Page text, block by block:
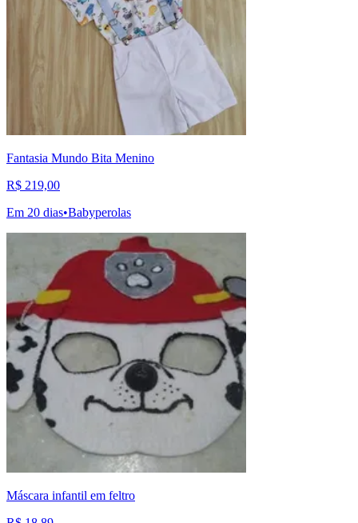
Fantasia Mundo Bita Menino
R$ 219,00
Em 20 dias•Babyperolas
Máscara infantil em feltro